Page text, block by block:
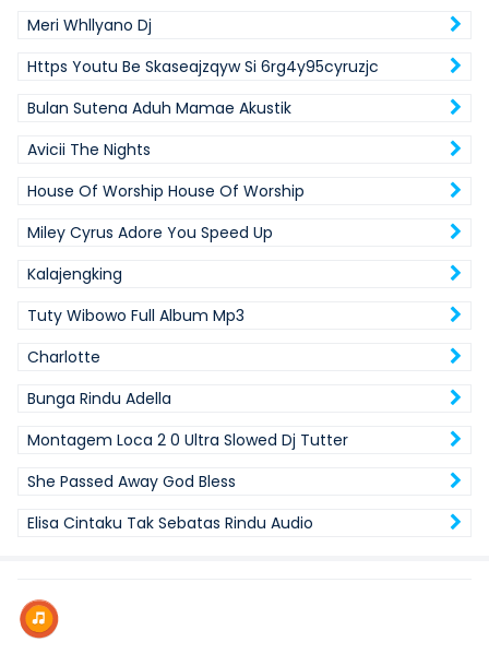
Meri Whllyano Dj
Https Youtu Be Skaseajzqyw Si 6rg4y95cyruzjc
Bulan Sutena Aduh Mamae Akustik
Avicii The Nights
House Of Worship House Of Worship
Miley Cyrus Adore You Speed Up
Kalajengking
Tuty Wibowo Full Album Mp3
Charlotte
Bunga Rindu Adella
Montagem Loca 2 0 Ultra Slowed Dj Tutter
She Passed Away God Bless
Elisa Cintaku Tak Sebatas Rindu Audio